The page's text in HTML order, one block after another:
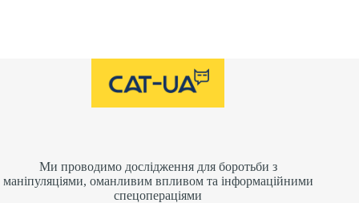
Ми проводимо дослідження для боротьби з
маніпуляціями, оманливим впливом та інформаційними
спецопераціями